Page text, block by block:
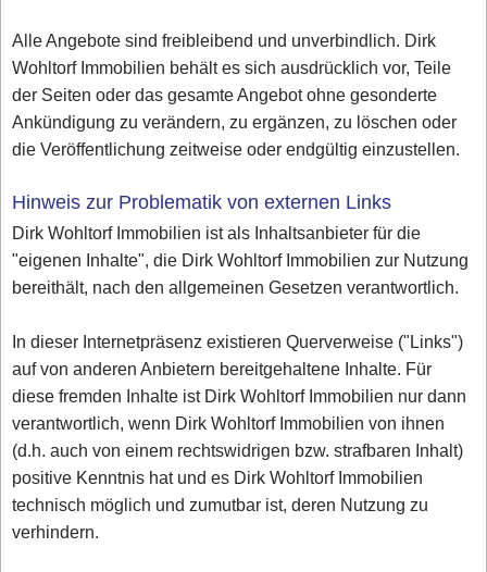
Alle Angebote sind freibleibend und unverbindlich. Dirk
Wohltorf Immobilien behält es sich ausdrücklich vor, Teile
der Seiten oder das gesamte Angebot ohne gesonderte
Ankündigung zu verändern, zu ergänzen, zu löschen oder
die Veröffentlichung zeitweise oder endgültig einzustellen.
Hinweis zur Problematik von externen Links
Dirk Wohltorf Immobilien ist als Inhaltsanbieter für die
"eigenen Inhalte", die Dirk Wohltorf Immobilien zur Nutzung
bereithält, nach den allgemeinen Gesetzen verantwortlich.
In dieser Internetpräsenz existieren Querverweise ("Links")
auf von anderen Anbietern bereitgehaltene Inhalte. Für
diese fremden Inhalte ist Dirk Wohltorf Immobilien nur dann
verantwortlich, wenn Dirk Wohltorf Immobilien von ihnen
(d.h. auch von einem rechtswidrigen bzw. strafbaren Inhalt)
positive Kenntnis hat und es Dirk Wohltorf Immobilien
technisch möglich und zumutbar ist, deren Nutzung zu
verhindern.